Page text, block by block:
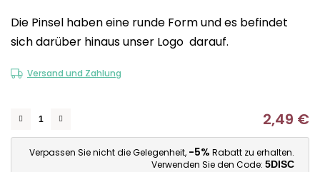
Die Pinsel haben eine runde Form und es befindet
sich darüber hinaus unser Logo darauf.
Versand und Zahlung
2,49 €
Verpassen Sie nicht die Gelegenheit, -5% Rabatt zu erhalten.
Verwenden Sie den Code: 5DISC